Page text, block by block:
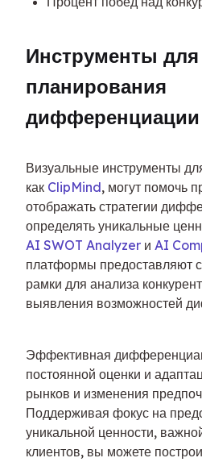
Инструменты для
планирования
дифференциации
Визуальные инструменты
как ClipMind, могут помочь
отображать стратегии
AI SWOT Analyzer и AI
платформы предоставляют
рамки для анализа
выявления возможностей
Эффективная
постоянной оценки и
рынков и изменения
Поддерживая фокус на
уникальной ценности,
клиентов, вы можете